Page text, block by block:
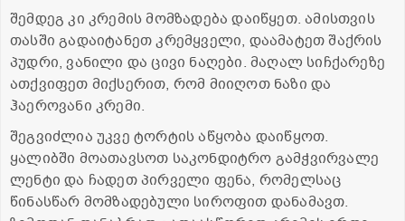
შემდეგ კი კრემის მომზადება დაიწყეთ. ამისთვის
თასში გადაიტანეთ კრემყველი, დაამატეთ შაქრის
პუდრი, ვანილი და ცივი ნაღები. მაღალ სიჩქარეზე
ათქვიფეთ მიქსერით, რომ მიიღოთ ნაზი და
ჰაეროვანი კრემი.
შეგვიძლია უკვე ტორტის აწყობა დაიწყოთ.
ყალიბში მოათავსოთ საკონდიტრო გამჭვირვალე
ლენტი და ჩადეთ პირველი ფენა, რომელსაც
წინასწარ მომზადებული სიროფით დანამავთ.